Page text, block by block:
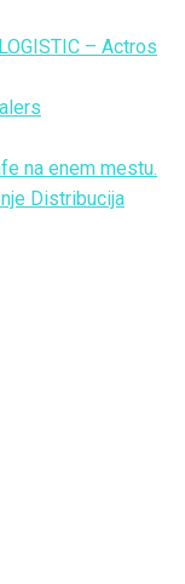
– Actros
na enem mestu.
Distribucija